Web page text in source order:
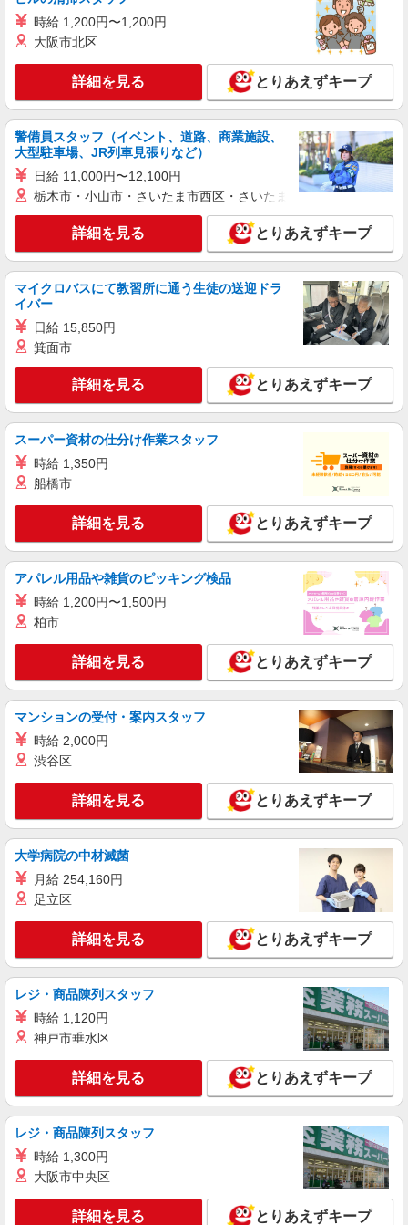
キープ 詳細を見る
アルバイト パート
すき家 鴨居駅北口店
すき家の店舗スタッフ（接客・調理・清掃な
ど）
時給1,532円
神奈川県横浜市緑区鴨居1-15-13
キープ 詳細を見る
パート
すき家の店舗スタッフ（接客・調理・清掃な
ど）
時給1,250円 ※22:00〜翌5:00：時給1,563円 ※
高校生時給1,225円 ※早朝手当（5:00〜9:00）時給
神奈川県横浜市緑区長津田みなみ台1-38-6
キープ 詳細を見る
壱鵠堂 横浜白山店
動なし
神奈川県横浜市緑区白山2-38-8
キープ 詳細を見る
アルバイト
すき家 中山店
すき家の店舗スタッフ（接客・調理・清掃な
ど）
時給1,532円
神奈川県横浜市緑区中山6-9-12
詳細を見る
パート
すき家 中山店
すき家の店舗スタッフ（接客・調理・清掃な
ど）
時給1,225円 ※22:00〜翌5:00：時給1,532円 ※
高校生時給1,225円 ※早朝手当（5:00〜9:00）時給
キープ 詳細を見る
アルバイト パート
すき家 鴨居駅北口店
すき家の店舗スタッフ（接客・調理・清掃な
時給1,225円 ※22:00〜翌5:00：時給1,532円 ※
高校生時給1,225円 ※早朝手当（5:00〜9:00）時給
＋150円
神奈川県横浜市緑区鴨居1-15-13
キープ 詳細を見る
アルバイト パート
ピザハット 十日市場店
時給 1,200円〜1,200円
大阪市北区
詳細を見る とりあえずキープ
警備員スタッフ（イベント、道路、商業施設、
大型駐車場、JR列車見張りなど）
日給 11,000円〜12,100円
栃木市・小山市・さいたま市西区・さいたま市岩槻区・久喜市・
詳細を見る とりあえずキープ
マイクロバスにて教習所に通う生徒の送迎ドラ
イバー
日給 15,850円
箕面市
詳細を見る とりあえずキープ
スーパー資材の仕分け作業スタッフ
時給 1,350円
船橋市
詳細を見る とりあえずキープ
アパレル用品や雑貨のピッキング検品
時給 1,200円〜1,500円
柏市
詳細を見る とりあえずキープ
マンションの受付・案内スタッフ
時給 2,000円
渋谷区
詳細を見る とりあえずキープ
大学病院の中材滅菌
月給 254,160円
足立区
詳細を見る とりあえずキープ
レジ・商品陳列スタッフ
時給 1,120円
神戸市垂水区
詳細を見る とりあえずキープ
レジ・商品陳列スタッフ
時給 1,300円
大阪市中央区
詳細を見る とりあえずキープ